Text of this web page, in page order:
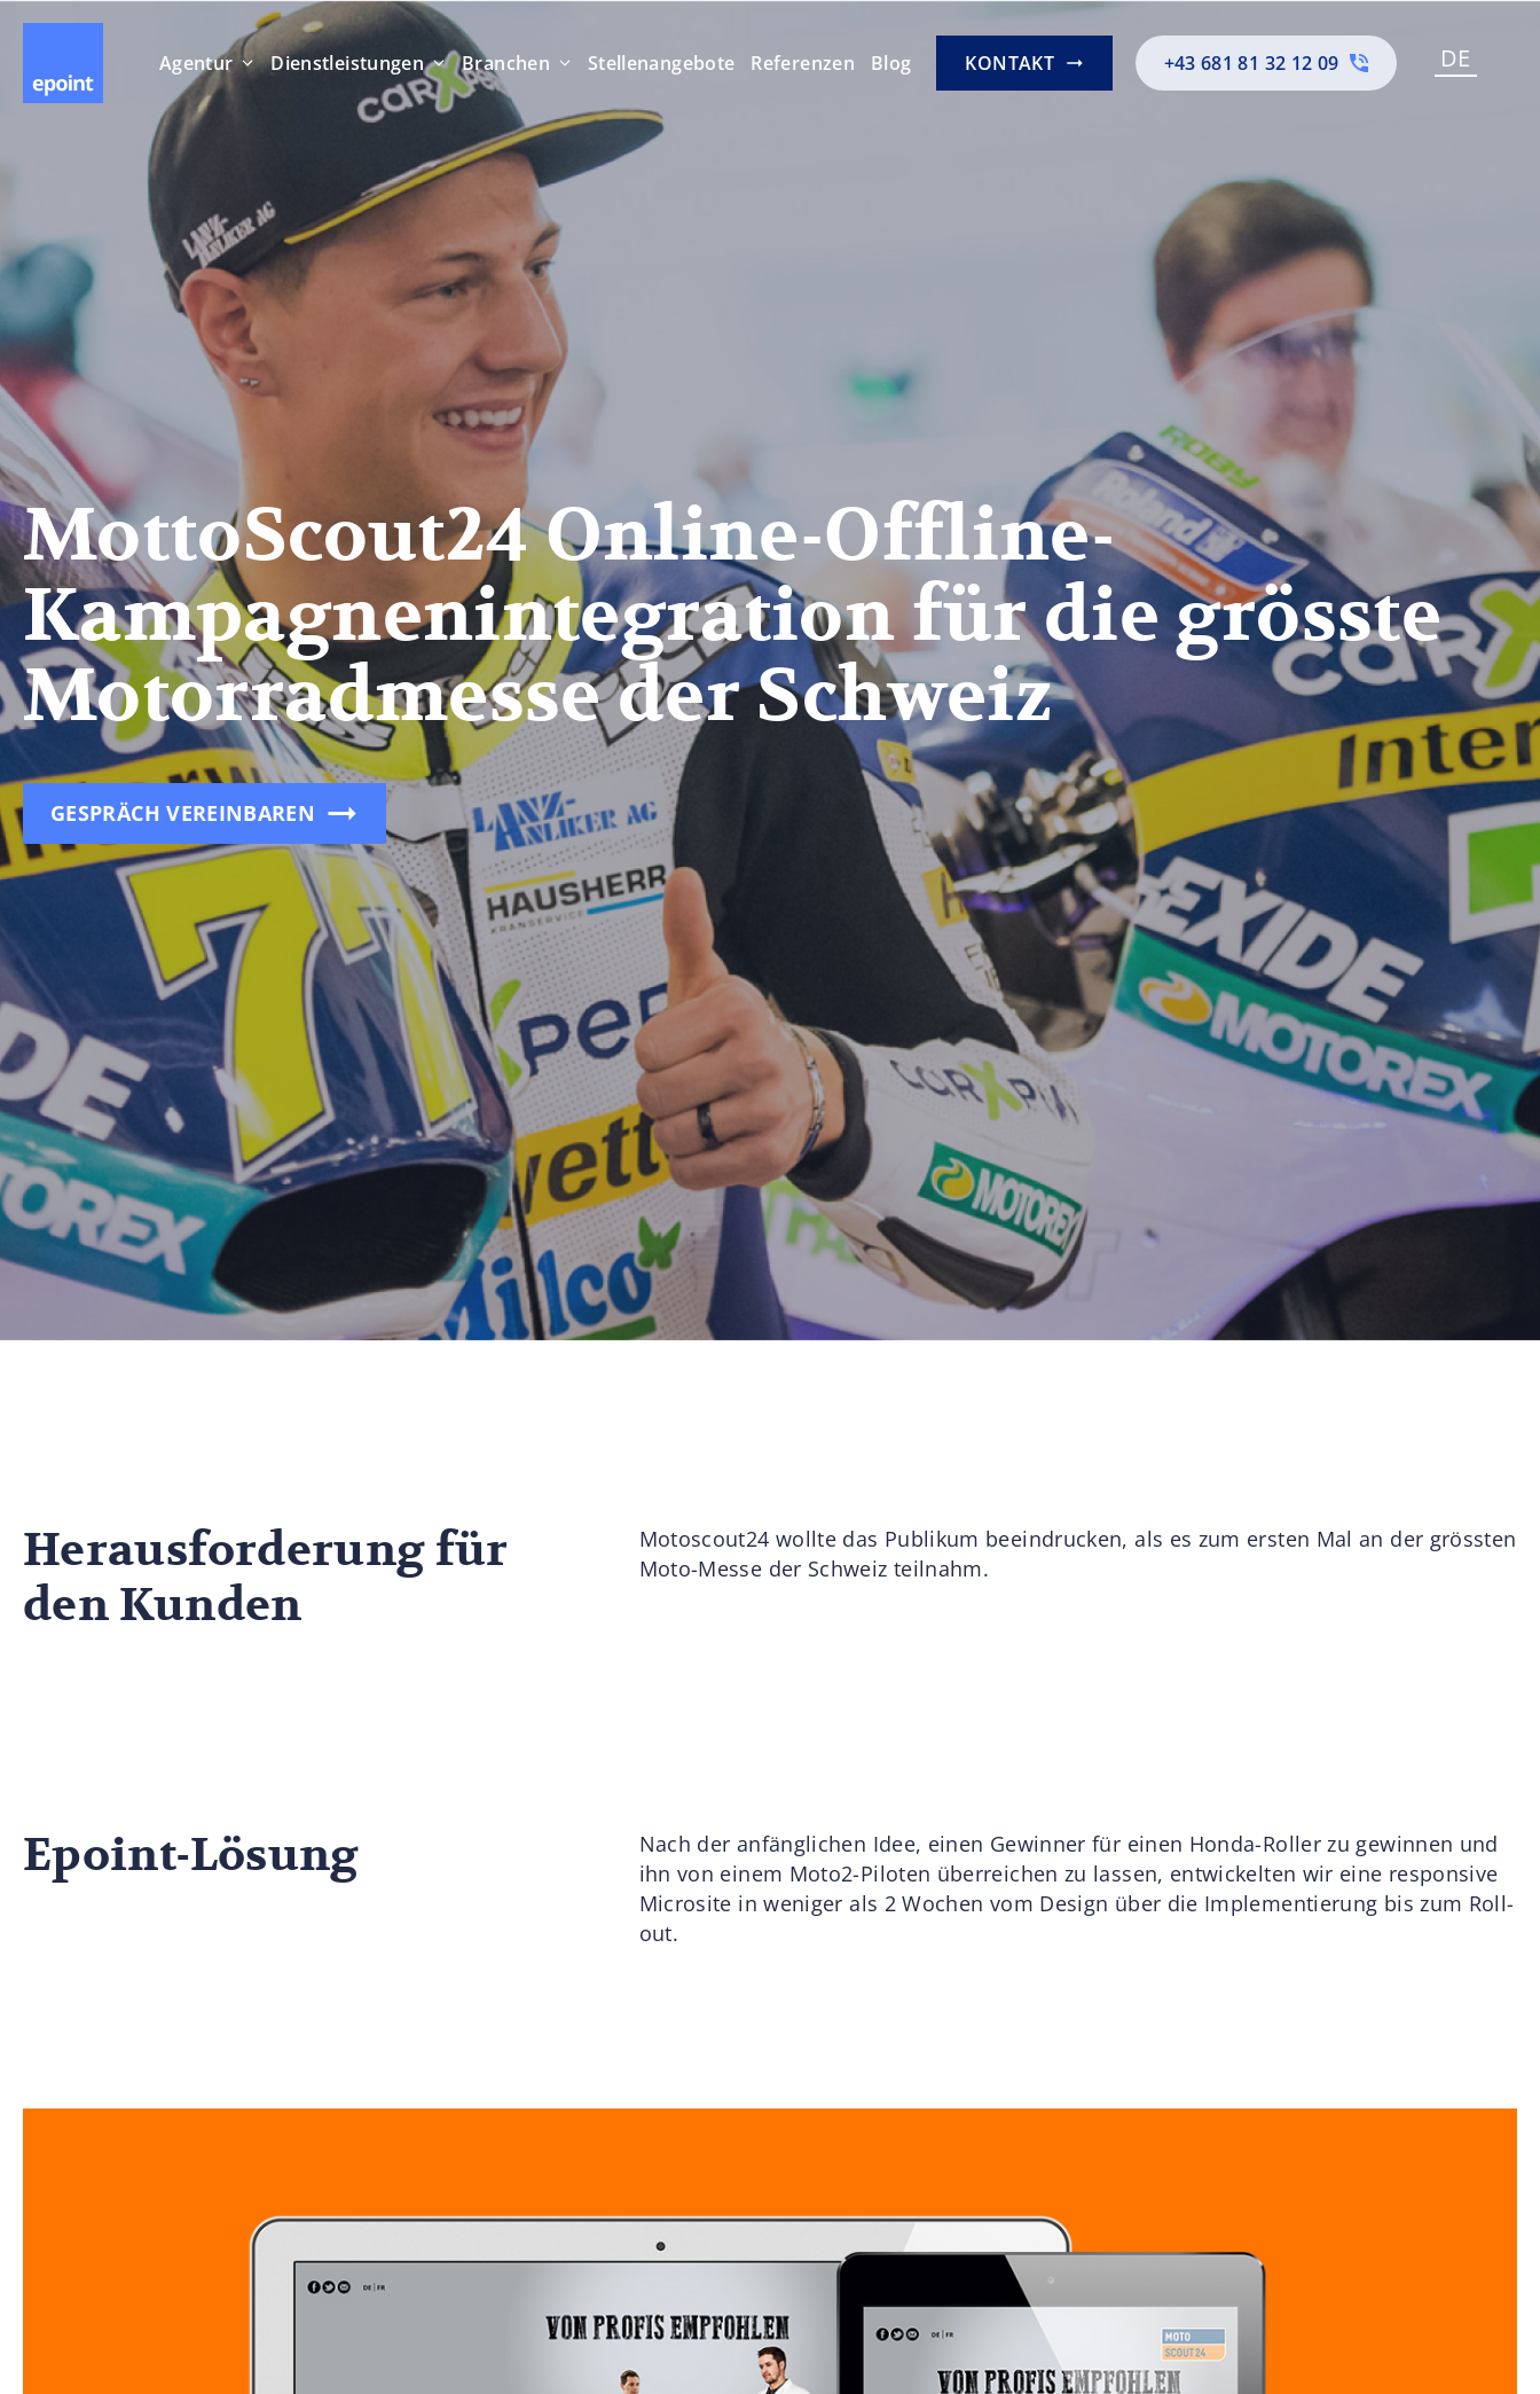
Agentur Dienstleistungen Branchen Stellenangebote Referenzen Blog KONTAKT +43 681 81 32 12 09 DE
MottoScout24 Online-Offline-
Kampagnenintegration für die grösste
Motorradmesse der Schweiz
GESPRÄCH VEREINBAREN
Herausforderung für
den Kunden
Motoscout24 wollte das Publikum beeindrucken, als es zum ersten Mal an der grössten
Moto-Messe der Schweiz teilnahm.
Epoint-Lösung
Nach der anfänglichen Idee, einen Gewinner für einen Honda-Roller zu gewinnen und
ihn von einem Moto2-Piloten überreichen zu lassen, entwickelten wir eine responsive
Microsite in weniger als 2 Wochen vom Design über die Implementierung bis zum Roll-
out.